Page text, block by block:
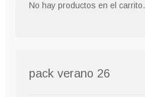
No hay productos en el carrito.
pack verano 26